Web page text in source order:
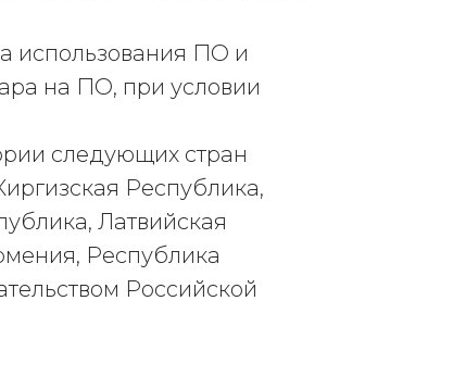
использования ПО и
на ПО, при условии
следующих стран
Республика,
Латвийская
Республика
Российской